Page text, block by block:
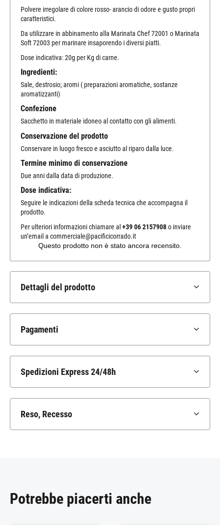
Polvere irregolare di colore rosso- arancio di odore e gusto propri
caratteristici.
Da utilizzare in abbinamento alla Marinata Chef 72001 o Marinata
Soft 72003 per marinare insaporendo i diversi piatti.
Dose indicativa: 20g per Kg di carne.
Ingredienti:
Sale, destrosio; aromi ( preparazioni aromatiche, sostanze
aromatizzanti)
Confezione
Sacchetto in materiale idoneo al contatto con gli alimenti.
Conservazione del prodotto
Conservare in luogo fresco e asciutto al riparo dalla luce.
Termine minimo di conservazione
Due anni dalla data di produzione.
Dose indicativa:
Seguire le indicazioni della scheda tecnica che accompagna il
prodotto.
Per ulteriori informazioni chiamare al +39 06 2157908o inviare
un’email a commerciale@pacificicorrado.it
Dettagli del prodotto
Pagamenti
Spedizioni Express 24/48h
Reso, Recesso
Potrebbe piacerti anche